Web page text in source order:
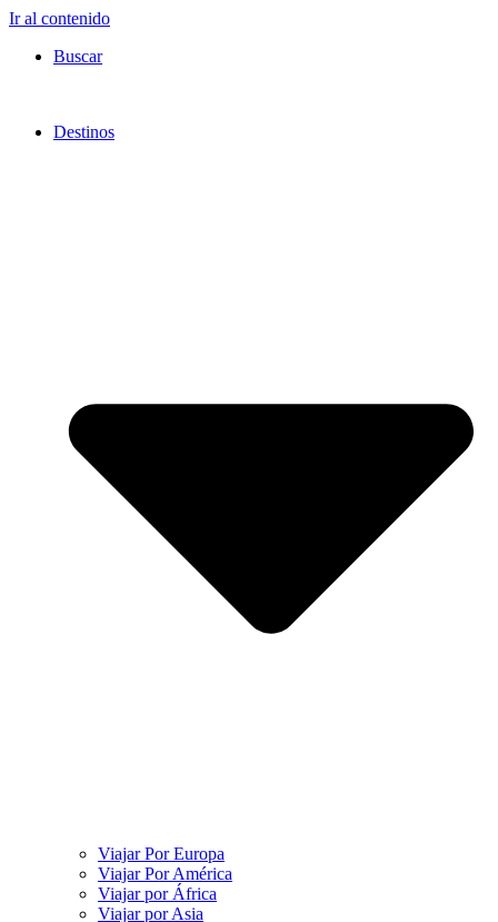
Ir al contenido
Buscar
Destinos
Viajar Por Europa
Viajar Por América
Viajar por África
Viajar por Asia